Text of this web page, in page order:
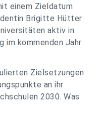
einem Zieldatum
Brigitte Hütter
aktiv in
im kommenden Jahr
Zielsetzungen
an ihr
2030. Was